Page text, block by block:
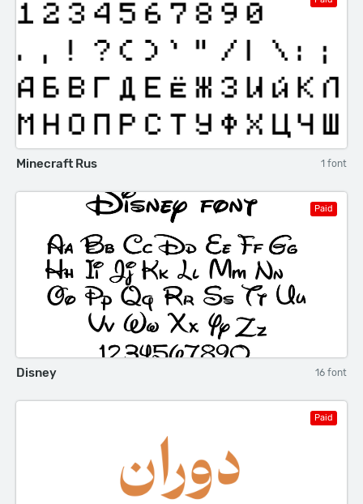
Minecraft Rus 1 font
Paid
Disney 16 font
Paid